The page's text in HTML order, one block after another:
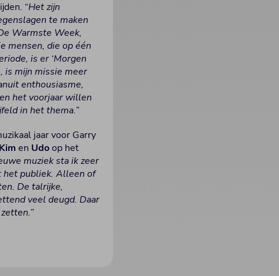
“Het zijn
te maken
Warmste Week,
mensen, die op één
is er ‘Morgen
is mijn missie meer
enthousiasme,
het voorjaar willen
in het thema.”
jaar voor Garry
en Udoop het
muziek sta ik zeer
het publiek. Alleen of
De talrijke,
veel deugd. Daar